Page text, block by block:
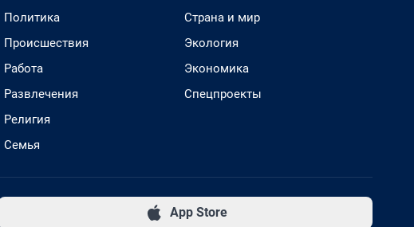
Политика
Происшествия
Работа
Развлечения
Религия
Семья
Страна и мир
Экология
Экономика
Спецпроекты
App Store